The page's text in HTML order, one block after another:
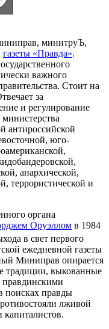
минитруЪ,
газеты «Правда».
важного
Стоит на
за
и регулирование
антироссийской
юго-
анархической,
террористической и
органа
Оруэллом в 1984
в свет первого
ежедневной газеты
Миниправ опирается
традиции, выкованные
правдинскими
поисках правды
лживой